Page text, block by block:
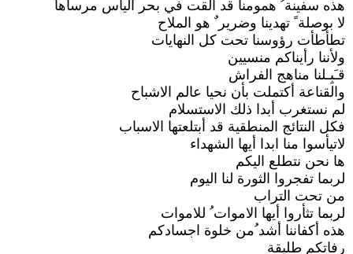
هذه سفينة ُ همومنا قد ألقت في بحر اليأس مرساها
لا بوصلة ً تهدينا وضرير ٌ هو الملاح
تطأطأت رؤوسنا تحت كل النهايات
ولأننا رأيناكم منسيين
قـَبِـلنا مناهج الفراش
والقناعة أكتملت بأن نحيا عالم الاشباح
لم نستغرب أبدا ذلك الاستسلام
فكل النتائج المنطقية قد أبتلعتها الاسباب
لاتيأسوا منا ابدا أيها الشهداء
ها نحن نتطلع اليكم
لربما تفجروا الثورة لنا اليوم
من تحت التراب
لربما تثأروا أيها الاموات ُ للاموات
هذه أكفاننا أشد ُمن خلوة اجسادكم
رفاتكم طليقة